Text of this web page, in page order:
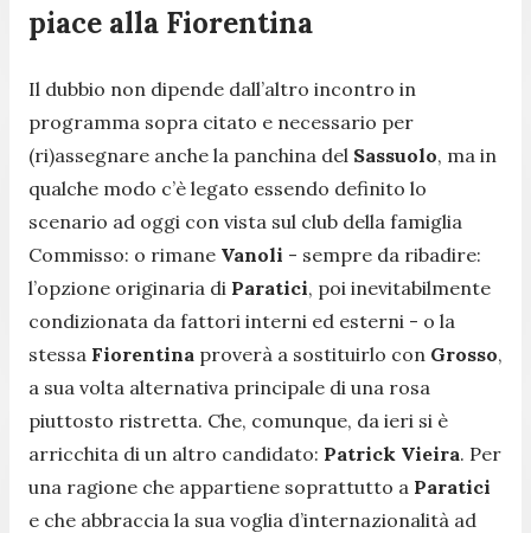
piace alla Fiorentina
Il dubbio non dipende dall’altro incontro in
programma sopra citato e necessario per
(ri)assegnare anche la panchina del Sassuolo, ma in
qualche modo c’è legato essendo definito lo
scenario ad oggi con vista sul club della famiglia
Commisso: o rimane Vanoli - sempre da ribadire:
l’opzione originaria di Paratici, poi inevitabilmente
condizionata da fattori interni ed esterni - o la
stessa Fiorentina proverà a sostituirlo con Grosso,
a sua volta alternativa principale di una rosa
piuttosto ristretta. Che, comunque, da ieri si è
arricchita di un altro candidato: Patrick Vieira. Per
una ragione che appartiene soprattutto a Paratici
e che abbraccia la sua voglia d’internazionalità ad